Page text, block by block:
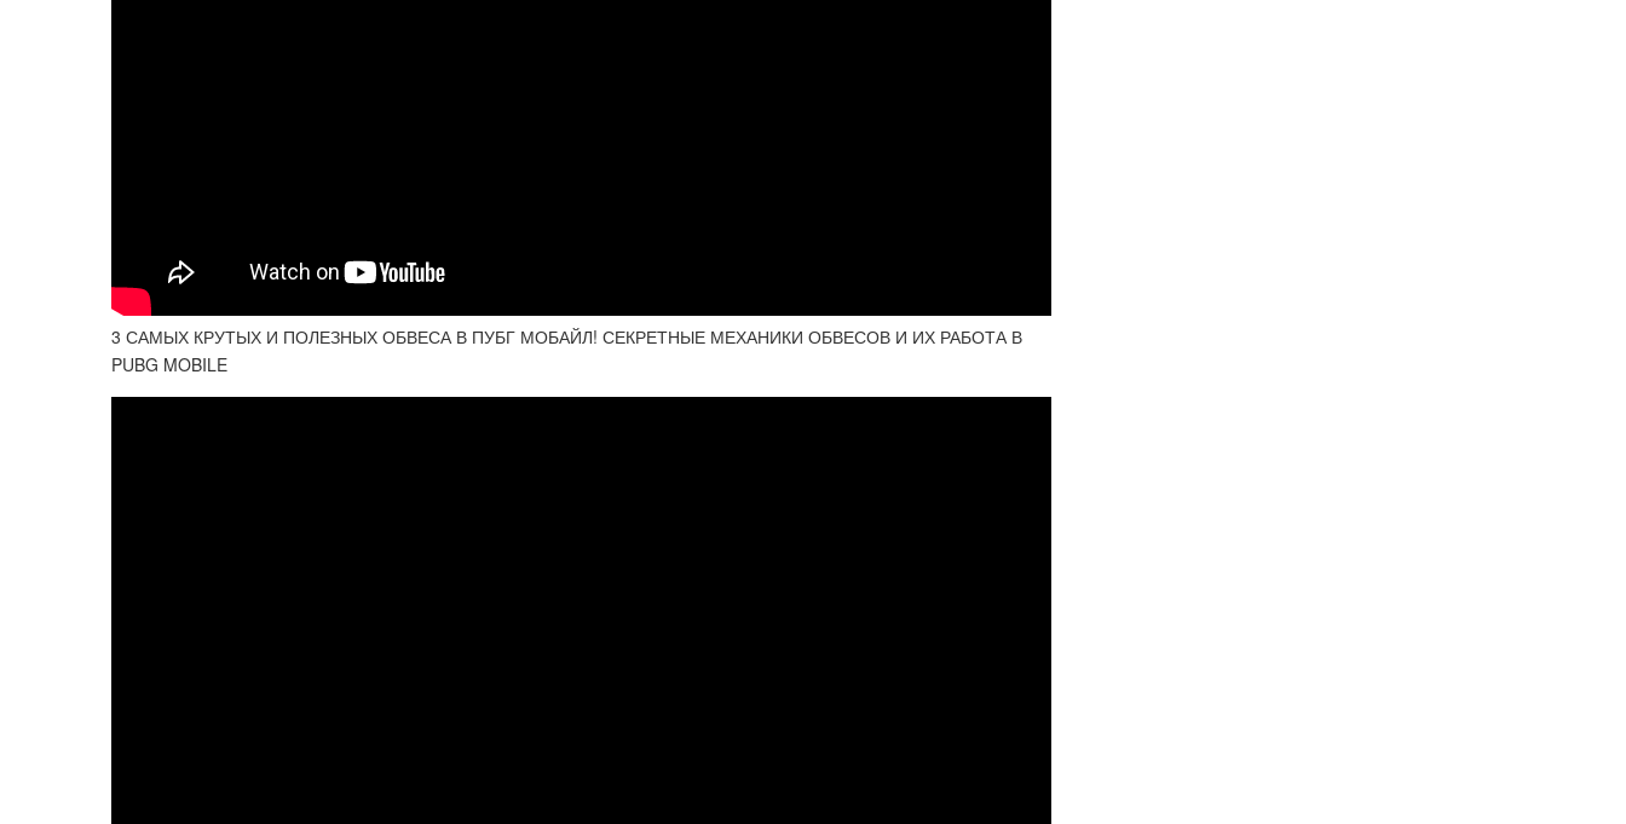
3 САМЫХ КРУТЫХ И ПОЛЕЗНЫХ ОБВЕСА В ПУБГ МОБАЙЛ! СЕКРЕТНЫЕ МЕХАНИКИ ОБВЕСОВ И ИХ РАБОТА В
PUBG MOBILE